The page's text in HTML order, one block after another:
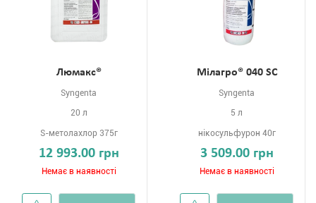
Люмакс®
Syngenta
20 л
S-метолахлор 375г
12 993.00 грн
Немає в наявності
Мілагро® 040 SC
Syngenta
5 л
нікосульфурон 40г
3 509.00 грн
Немає в наявності